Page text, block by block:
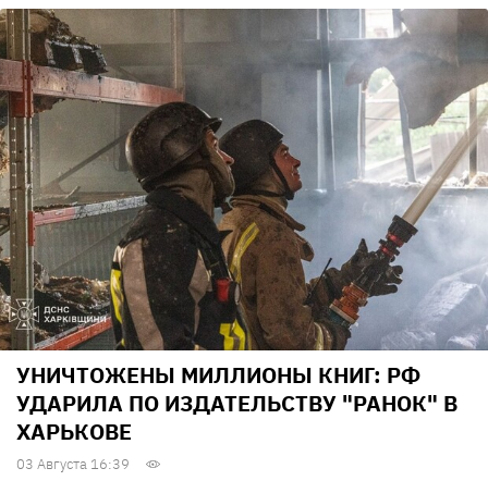
УНИЧТОЖЕНЫ МИЛЛИОНЫ КНИГ: РФ
УДАРИЛА ПО ИЗДАТЕЛЬСТВУ "РАНОК" В
ХАРЬКОВЕ
03 Августа 16:39